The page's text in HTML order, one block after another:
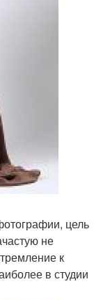
цель
не
к
в студии